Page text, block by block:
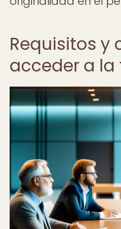
Requisitos y
acceder a